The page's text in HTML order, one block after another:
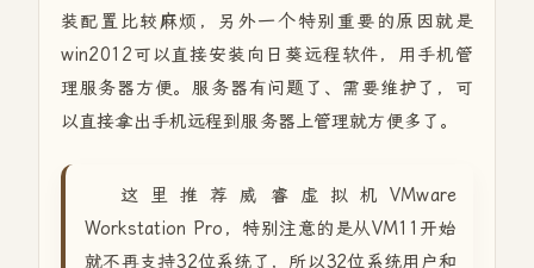
装配置比较麻烦，另外一个特别重要的原因就是
win2012可以直接安装向日葵远程软件，用手机管
理服务器方便。服务器有问题了、需要维护了，可
以直接拿出手机远程到服务器上管理就方便多了。
这里推荐威睿虚拟机VMware
Workstation Pro，特别注意的是从VM11开始
就不再支持32位系统了，所以32位系统用户和